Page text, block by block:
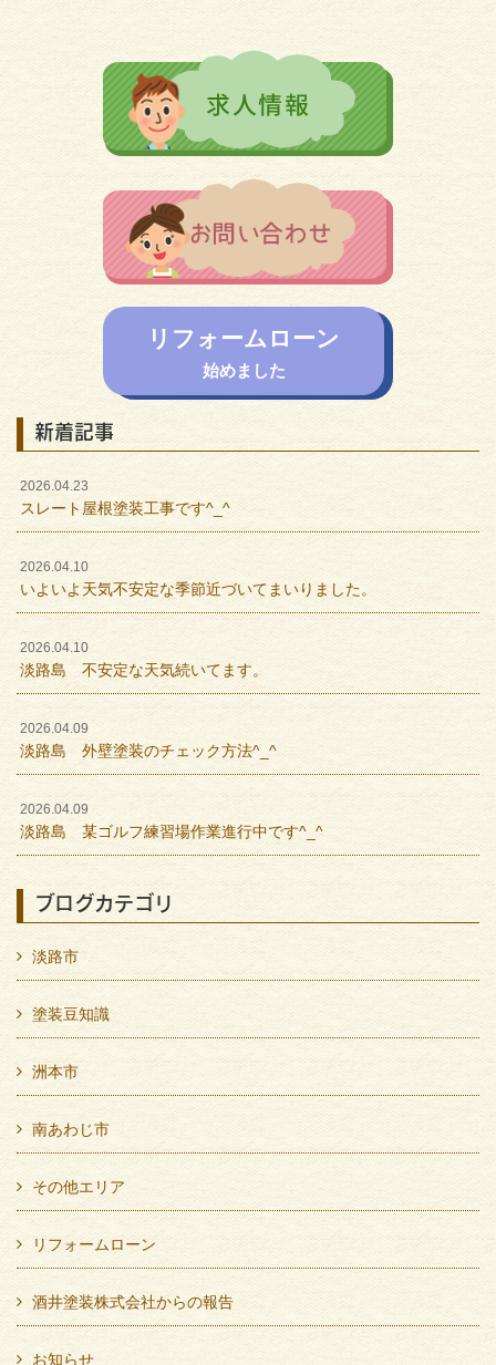
リフォームローン
始めました
新着記事
2026.04.23
スレート屋根塗装工事です^_^
2026.04.10
いよいよ天気不安定な季節近づいてまいりました。
2026.04.10
淡路島 不安定な天気続いてます。
2026.04.09
淡路島 外壁塗装のチェック方法^_^
2026.04.09
淡路島 某ゴルフ練習場作業進行中です^_^
ブログカテゴリ
淡路市
塗装豆知識
洲本市
南あわじ市
その他エリア
リフォームローン
酒井塗装株式会社からの報告
お知らせ